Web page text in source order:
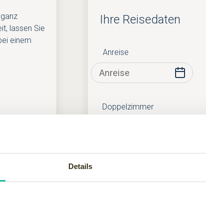
Details
lassen Sie
einem
und
Ihre Reisedaten
Anreise
Doppelzimmer